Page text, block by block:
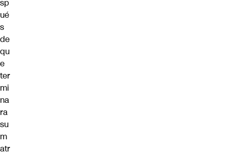
sp
ué
s
de
qu
e
ter
mi
na
ra
su
m
atr